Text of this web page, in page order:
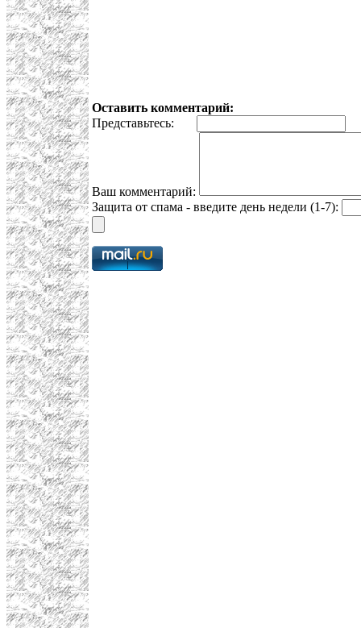
Оставить комментарий:
Представьтесь:
Ваш комментарий:
Защита от спама - введите день недели (1-7):